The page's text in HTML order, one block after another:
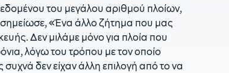
του μεγάλου αριθμού πλοίων,
«Ένα άλλο ζήτημα που μας
Δεν μιλάμε μόνο για πλοία που
λόγω του τρόπου με τον οποίο
δεν είχαν άλλη επιλογή από το να